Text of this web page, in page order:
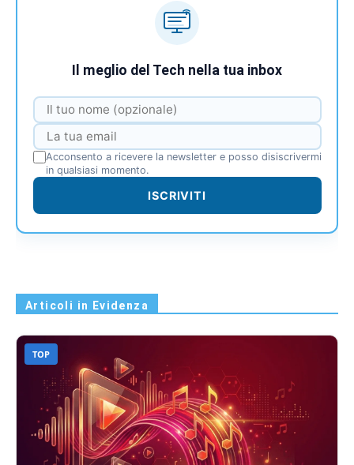
Il meglio del Tech nella tua inbox
Acconsento a ricevere la newsletter e posso disiscrivermi
in qualsiasi momento.
ISCRIVITI
Articoli in Evidenza
TOP